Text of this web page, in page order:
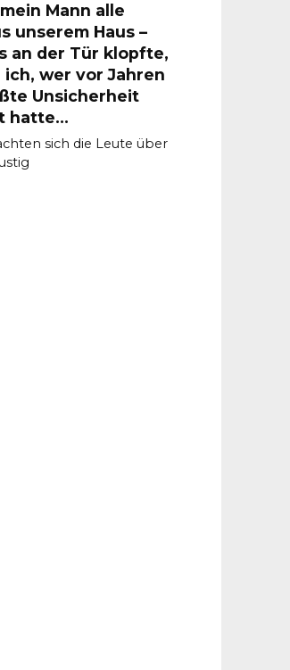
Mann alle
unserem Haus –
an der Tür klopfte,
wer vor Jahren
Unsicherheit
hatte…
sich die Leute über